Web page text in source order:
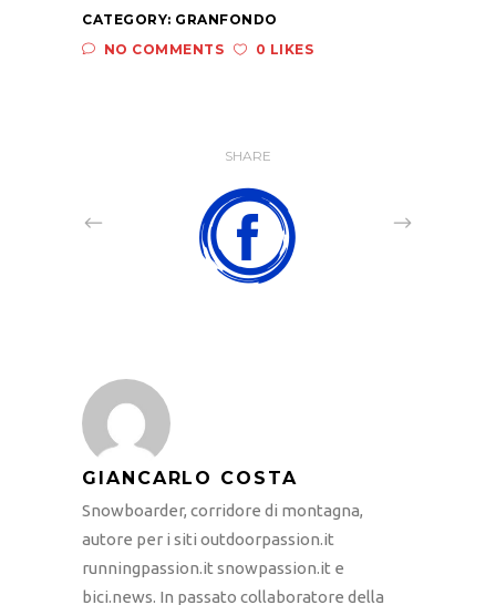
CATEGORY: GRANFONDO
NO COMMENTS
0 LIKES
SHARE
GIANCARLO COSTA
Snowboarder, corridore di montagna,
autore per i siti outdoorpassion.it
runningpassion.it snowpassion.it e
bici.news. In passato collaboratore della